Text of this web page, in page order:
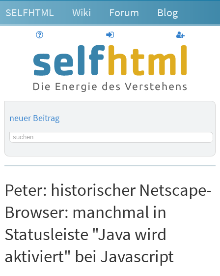
SELFHTML Wiki Forum Blog
anmelden
neuer Beitrag
Suchbegriff
Peter: historischer Netscape-
Browser: manchmal in
Statusleiste "Java wird
aktiviert" bei Javascript